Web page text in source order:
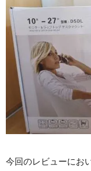
今回のレビューにお